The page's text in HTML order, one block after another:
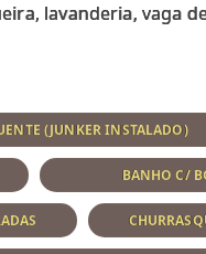
(JUNKER INSTALADO)
BANHO C/